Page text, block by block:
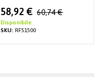
Special
Price
58,92 € 60,74 €
Disponibile
SKU: RF51500